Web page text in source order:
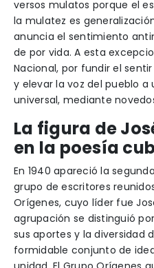
versos mulatos porque el
la mulatez es
anuncia el sentimiento
de por vida. A esta
Nacional, por fundir el
y elevar la voz del pueblo
universal, mediante
La figura de
en la poesía
En 1940 apareció la
grupo de escritores
Orígenes, cuyo líder fue
agrupación se distinguió
sus aportes y la diversidad
formidable conjunto de